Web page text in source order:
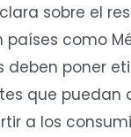
sobre el
países como
deben poner
que puedan
a los